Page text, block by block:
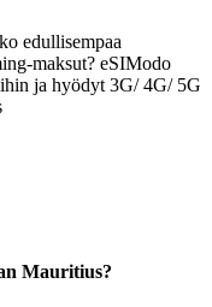
edullisempaa
maksut? eSIModo
ja hyödyt 3G/ 4G/ 5G
Mauritius?